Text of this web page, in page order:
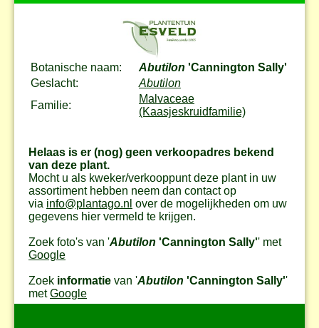
Botanische naam: Abutilon 'Cannington Sally'
Geslacht:
Abutilon
Familie:
Malvaceae
(Kaasjeskruidfamilie)
Helaas is er (nog) geen verkoopadres bekend
van deze plant.
Mocht u als kweker/verkooppunt deze plant in uw
assortiment hebben neem dan contact op
via info@plantago.nl over de mogelijkheden om uw
gegevens hier vermeld te krijgen.
Zoek foto's van 'Abutilon 'Cannington Sally'' met
Google
Zoek informatie van 'Abutilon 'Cannington Sally''
metGoogle